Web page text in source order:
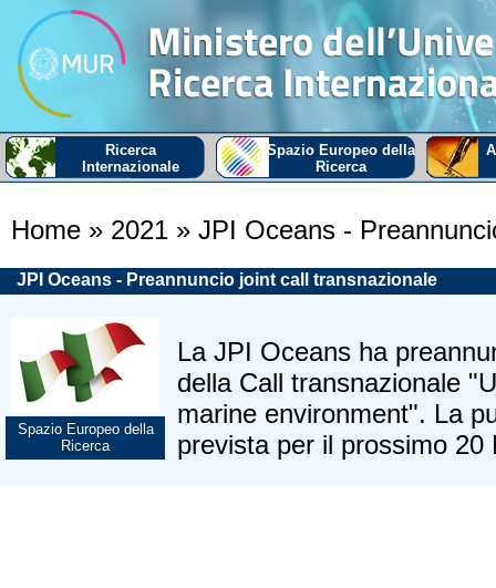
Ricerca
Internazionale
Spazio Europeo della
Ricerca
Home » 2021 » JPI Oceans -
JPI Oceans - Preannuncio joint call transnazionale
Spazio Europeo della
Ricerca
La JPI Oceans ha
della Call transnazionale
marine environment". La
prevista per il prossimo 20